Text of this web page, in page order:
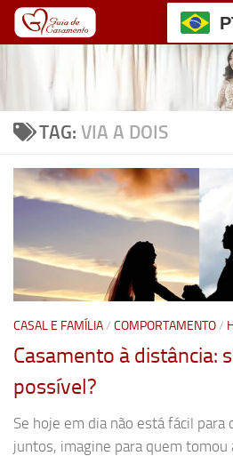
Skip to content
TAG: VIA A DOIS
CASAL E FAMÍLIA/ COMPORTAMENTO/
Casamento à distância:
possível?
Se hoje em dia não está fácil para
juntos, imagine para quem tomou